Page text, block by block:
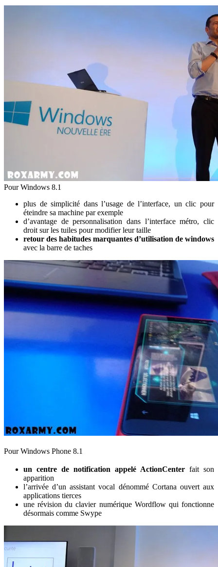
Pour Windows 8.1
plus de simplicité dans l’usage de l’interface, un clic pour
éteindre sa machine par exemple
d’avantage de personnalisation dans l’interface métro, clic
droit sur les tuiles pour modifier leur taille
retour des habitudes marquantes d’utilisation de windows
avec la barre de taches
Pour Windows Phone 8.1
un centre de notification appelé ActionCenter fait son
apparition
l’arrivée d’un assistant vocal dénommé Cortana ouvert aux
applications tierces
une révision du clavier numérique Wordflow qui fonctionne
désormais comme Swype